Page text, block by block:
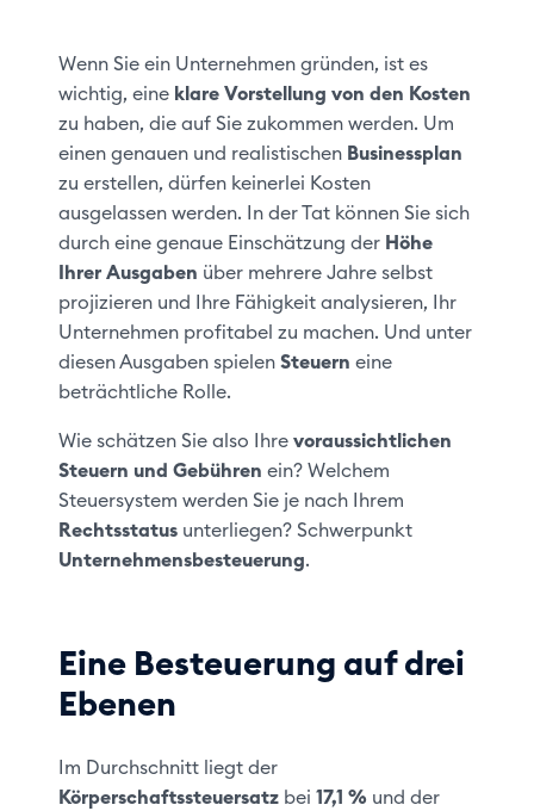
Wenn Sie ein Unternehmen gründen, ist es
wichtig, eine klare Vorstellung von den Kosten
zu haben, die auf Sie zukommen werden. Um
einen genauen und realistischen Businessplan
zu erstellen, dürfen keinerlei Kosten
ausgelassen werden. In der Tat können Sie sich
durch eine genaue Einschätzung der Höhe
Ihrer Ausgaben über mehrere Jahre selbst
projizieren und Ihre Fähigkeit analysieren, Ihr
Unternehmen profitabel zu machen. Und unter
diesen Ausgaben spielenSteuern eine
beträchtliche Rolle.
Wie schätzen Sie also Ihrevoraussichtlichen
Steuern und Gebührenein? Welchem
Steuersystem werden Sie je nach Ihrem
Rechtsstatus unterliegen? Schwerpunkt
Unternehmensbesteuerung.
Eine Besteuerung auf drei
Ebenen
Im Durchschnitt liegt der
Körperschaftssteuersatz bei17,1 % und der